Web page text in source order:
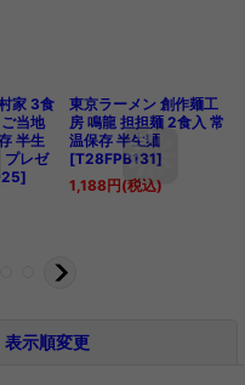
家 3食
当地
半生
プレゼ
]
東京ラーメン 創作麺工
房 鳴龍 担担麺 2食入 常
温保存 半生麺
[T28FPB131]
1,188 円(税込)
表示順変更